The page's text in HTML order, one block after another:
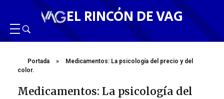
EL RINCÓN DE VAG
Portada »
Medicamentos: La psicología del precio y del
color.
Medicamentos: La psicología del